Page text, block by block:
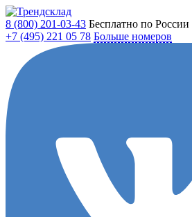
8 (800) 201-03-43 Бесплатно по России
+7 (495) 221 05 78 Больше номеров